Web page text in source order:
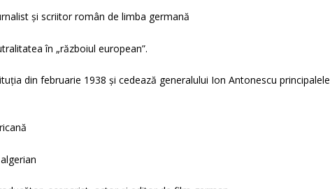
și scriitor român de limba germană
în „războiul european”.
din februarie 1938 și cedează generalului Ion Antonescu principalele